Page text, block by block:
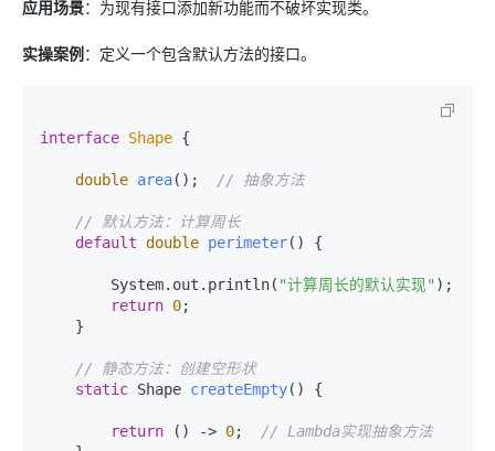
应用场景：为现有接口添加新功能而不破坏实现类。
实操案例 ：定义一个包含默认方法的接口。
interface Shape {
double area() ; // 抽象方法
// 默认方法：计算周长
default double perimeter() {
        System.out.println(
"计算周长的默认实现" );
return 0;
// 静态方法：创建空形状
static Shape createEmpty() {
return () -> 0;
// Lambda实现抽象方法